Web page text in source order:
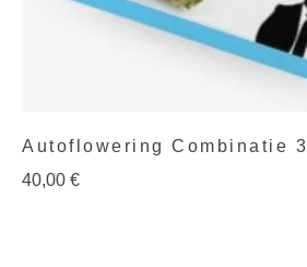
Autoflowering Combinatie 3
40,00 €